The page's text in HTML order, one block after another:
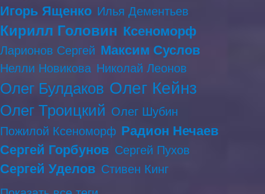
Игорь Ященко Илья Дементьев
Кирилл Головин Ксеноморф
Ларионов Сергей Максим Суслов
Нелли Новикова Николай Леонов
Олег Булдаков Олег Кейнз
Олег Троицкий Олег Шубин
Пожилой Ксеноморф Радион Нечаев
Сергей Горбунов Сергей Пухов
Сергей Уделов Стивен Кинг